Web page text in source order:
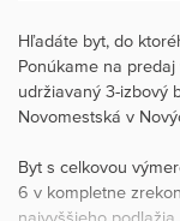
Hľadáte byt, do
Ponúkame na
udržiavaný 3-izbový
Novomestská v
Byt s celkovou
6 v kompletne